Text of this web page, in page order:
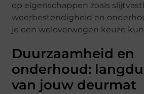
op eigenschappen zoals
weerbestendigheid en
je een weloverwogen keuze
Duurzaamheid en
onderhoud:
van jouw deurmat